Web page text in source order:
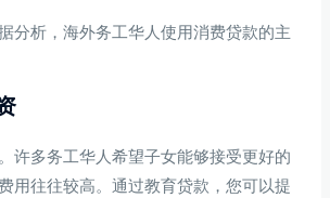
分析，海外务工华人使用消费贷款的主
许多务工华人希望子女能够接受更好的
用往往较高。通过教育贷款，您可以提